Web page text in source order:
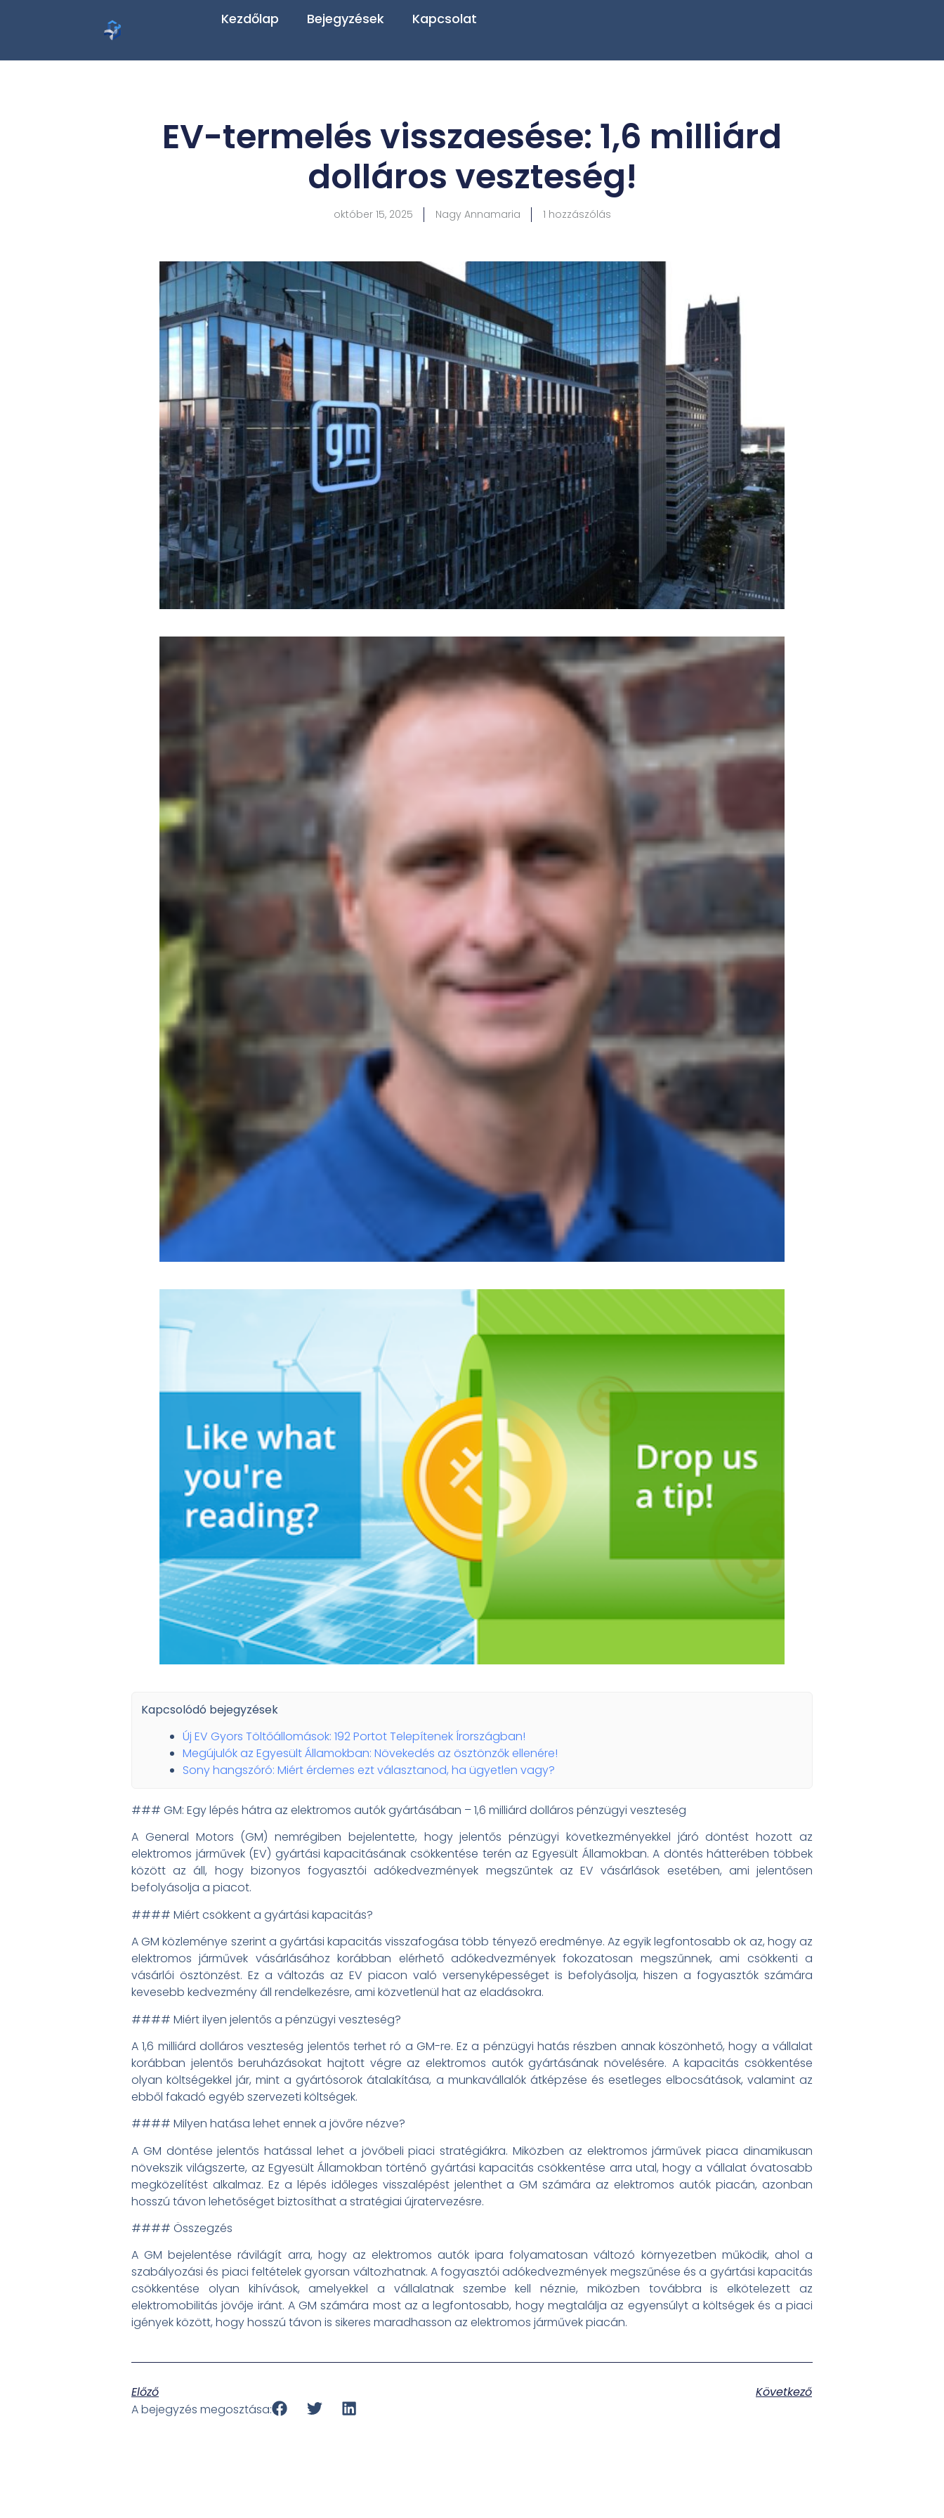
Kezdőlap Bejegyzések Kapcsolat
EV-termelés visszaesése: 1,6 milliárd
dolláros veszteség!
október 15, 2025 Nagy Annamaria 1 hozzászólás
Kapcsolódó bejegyzések
Új EV Gyors Töltőállomások: 192 Portot Telepítenek Írországban!
Megújulók az Egyesült Államokban: Növekedés az ösztönzők ellenére!
Sony hangszóró: Miért érdemes ezt választanod, ha ügyetlen vagy?
### GM: Egy lépés hátra az elektromos autók gyártásában – 1,6 milliárd dolláros pénzügyi veszteség
A General Motors (GM) nemrégiben bejelentette, hogy jelentős pénzügyi következményekkel járó döntést hozott az
elektromos járművek (EV) gyártási kapacitásának csökkentése terén az Egyesült Államokban. A döntés hátterében többek
között az áll, hogy bizonyos fogyasztói adókedvezmények megszűntek az EV vásárlások esetében, ami jelentősen
befolyásolja a piacot.
#### Miért csökkent a gyártási kapacitás?
A GM közleménye szerint a gyártási kapacitás visszafogása több tényező eredménye. Az egyik legfontosabb ok az, hogy az
elektromos járművek vásárlásához korábban elérhető adókedvezmények fokozatosan megszűnnek, ami csökkenti a
vásárlói ösztönzést. Ez a változás az EV piacon való versenyképességet is befolyásolja, hiszen a fogyasztók számára
kevesebb kedvezmény áll rendelkezésre, ami közvetlenül hat az eladásokra.
#### Miért ilyen jelentős a pénzügyi veszteség?
A 1,6 milliárd dolláros veszteség jelentős terhet ró a GM-re. Ez a pénzügyi hatás részben annak köszönhető, hogy a vállalat
korábban jelentős beruházásokat hajtott végre az elektromos autók gyártásának növelésére. A kapacitás csökkentése
olyan költségekkel jár, mint a gyártósorok átalakítása, a munkavállalók átképzése és esetleges elbocsátások, valamint az
ebből fakadó egyéb szervezeti költségek.
#### Milyen hatása lehet ennek a jövőre nézve?
A GM döntése jelentős hatással lehet a jövőbeli piaci stratégiákra. Miközben az elektromos járművek piaca dinamikusan
növekszik világszerte, az Egyesült Államokban történő gyártási kapacitás csökkentése arra utal, hogy a vállalat óvatosabb
megközelítést alkalmaz. Ez a lépés időleges visszalépést jelenthet a GM számára az elektromos autók piacán, azonban
hosszú távon lehetőséget biztosíthat a stratégiai újratervezésre.
#### Összegzés
A GM bejelentése rávilágít arra, hogy az elektromos autók ipara folyamatosan változó környezetben működik, ahol a
szabályozási és piaci feltételek gyorsan változhatnak. A fogyasztói adókedvezmények megszűnése és a gyártási kapacitás
csökkentése olyan kihívások, amelyekkel a vállalatnak szembe kell néznie, miközben továbbra is elkötelezett az
elektromobilitás jövője iránt. A GM számára most az a legfontosabb, hogy megtalálja az egyensúlyt a költségek és a piaci
igények között, hogy hosszú távon is sikeres maradhasson az elektromos járművek piacán.
Előző
Következő
A bejegyzés megosztása: